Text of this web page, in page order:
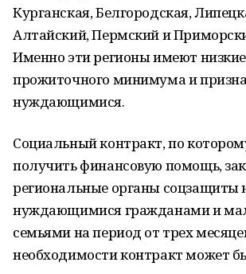
Курганская, Белгородская,
Алтайский, Пермский и
Именно эти регионы имеют
прожиточного минимума и
нуждающимися.
Социальный контракт, по
получить финансовую помощь,
региональные органы соцзащиты
нуждающимися гражданами и
семьями на период от трех
необходимости контракт может